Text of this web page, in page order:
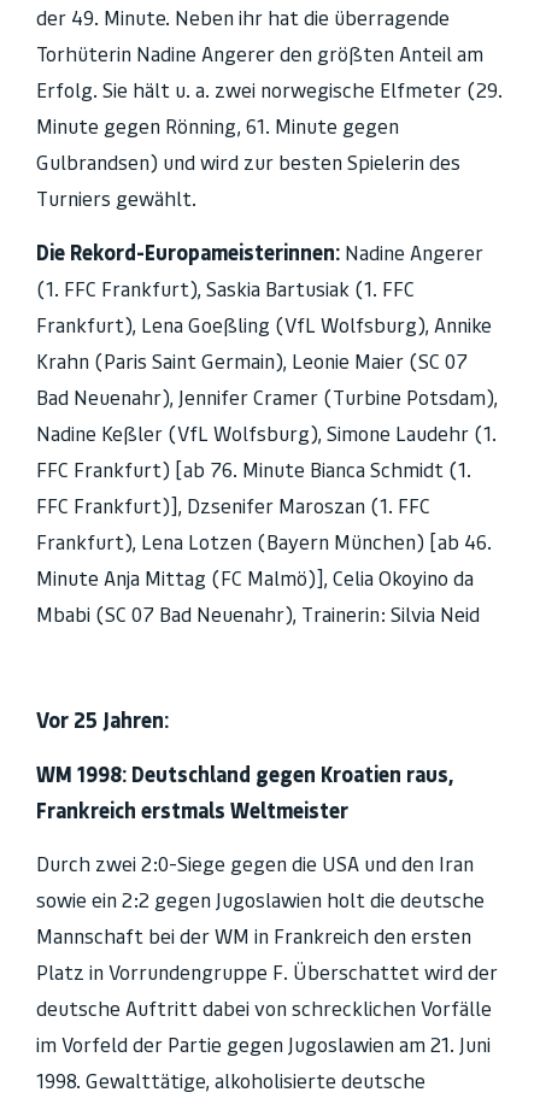
der 49. Minute. Neben ihr hat die überragende
Torhüterin Nadine Angerer den größten Anteil am
Erfolg. Sie hält u. a. zwei norwegische Elfmeter (29.
Minute gegen Rönning, 61. Minute gegen
Gulbrandsen) und wird zur besten Spielerin des
Turniers gewählt.
Die Rekord-Europameisterinnen: Nadine Angerer
(1. FFC Frankfurt), Saskia Bartusiak (1. FFC
Frankfurt), Lena Goeßling (VfL Wolfsburg), Annike
Krahn (Paris Saint Germain), Leonie Maier (SC 07
Bad Neuenahr), Jennifer Cramer (Turbine Potsdam),
Nadine Keßler (VfL Wolfsburg), Simone Laudehr (1.
FFC Frankfurt) [ab 76. Minute Bianca Schmidt (1.
FFC Frankfurt)], Dzsenifer Maroszan (1. FFC
Frankfurt), Lena Lotzen (Bayern München) [ab 46.
Minute Anja Mittag (FC Malmö)], Celia Okoyino da
Mbabi (SC 07 Bad Neuenahr), Trainerin: Silvia Neid
Vor 25 Jahren:
WM 1998: Deutschland gegen Kroatien raus,
Frankreich erstmals Weltmeister
Durch zwei 2:0-Siege gegen die USA und den Iran
sowie ein 2:2 gegen Jugoslawien holt die deutsche
Mannschaft bei der WM in Frankreich den ersten
Platz in Vorrundengruppe F. Überschattet wird der
deutsche Auftritt dabei von schrecklichen Vorfälle
im Vorfeld der Partie gegen Jugoslawien am 21. Juni
1998. Gewalttätige, alkoholisierte deutsche